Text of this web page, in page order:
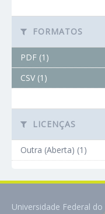
FORMATOS
PDF (1)
CSV (1)
LICENÇAS
Outra (Aberta) (1)
Universidade Federal